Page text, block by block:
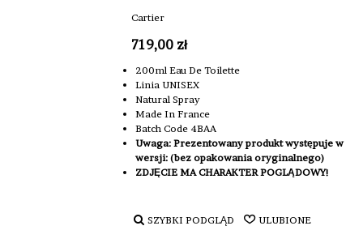
Cartier
719,00 zł
200ml Eau De Toilette
Linia UNISEX
Natural Spray
Made In France
Batch Code 4BAA
Uwaga: Prezentowany produkt występuje w
wersji: (bez opakowania oryginalnego)
ZDJĘCIE MA CHARAKTER POGLĄDOWY!
SZYBKI PODGLĄD ULUBIONE